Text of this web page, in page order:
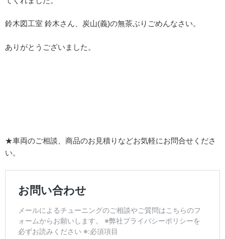
鈴木図工室 鈴木さん、炭山(義)の無茶ぶりごめんなさい。
ありがとうございました。
★車両のご相談、商品のお見積りなどお気軽にお問合せくださ
い。